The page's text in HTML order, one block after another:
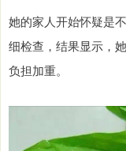
她的家人开始怀疑是
细检查，结果显示，
负担加重。